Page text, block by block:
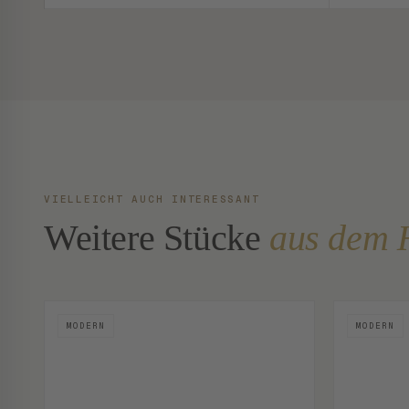
VIELLEICHT AUCH INTERESSANT
Weitere Stücke aus dem
MODERN MODERN